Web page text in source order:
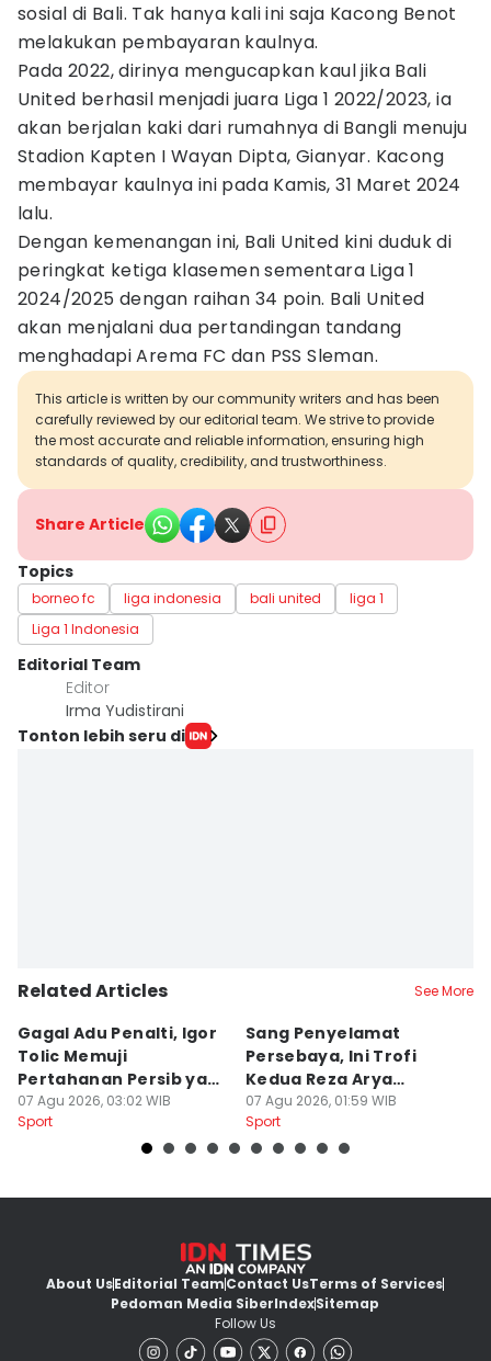
sosial di Bali. Tak hanya kali ini saja Kacong Benot
melakukan pembayaran kaulnya.
Pada 2022, dirinya mengucapkan kaul jika Bali
United berhasil menjadi juara Liga 1 2022/2023, ia
akan berjalan kaki dari rumahnya di Bangli menuju
Stadion Kapten I Wayan Dipta, Gianyar. Kacong
membayar kaulnya ini pada Kamis, 31 Maret 2024
lalu.
Dengan kemenangan ini, Bali United kini duduk di
peringkat ketiga klasemen sementara Liga 1
2024/2025 dengan raihan 34 poin. Bali United
akan menjalani dua pertandingan tandang
menghadapi Arema FC dan PSS Sleman.
This article is written by our community writers and has been
carefully reviewed by our editorial team. We strive to provide
the most accurate and reliable information, ensuring high
standards of quality, credibility, and trustworthiness.
Share Article
Topics
borneo fc liga indonesia bali united
liga 1
Liga 1 Indonesia
Editorial Team
Editor
Irma Yudistirani
Tonton lebih seru di
Related Articles See More
Gagal Adu Penalti, Igor
Tolic Memuji
Pertahanan Persib yang
Solid
07 Agu 2026, 03:02 WIB
Sport
Sang Penyelamat
Persebaya, Ini Trofi
Kedua Reza Arya
Bersama Tavares
07 Agu 2026, 01:59 WIB
Sport
About UsEditorial TeamContact UsTerms of Services
Pedoman Media SiberIndexSitemap
Follow Us